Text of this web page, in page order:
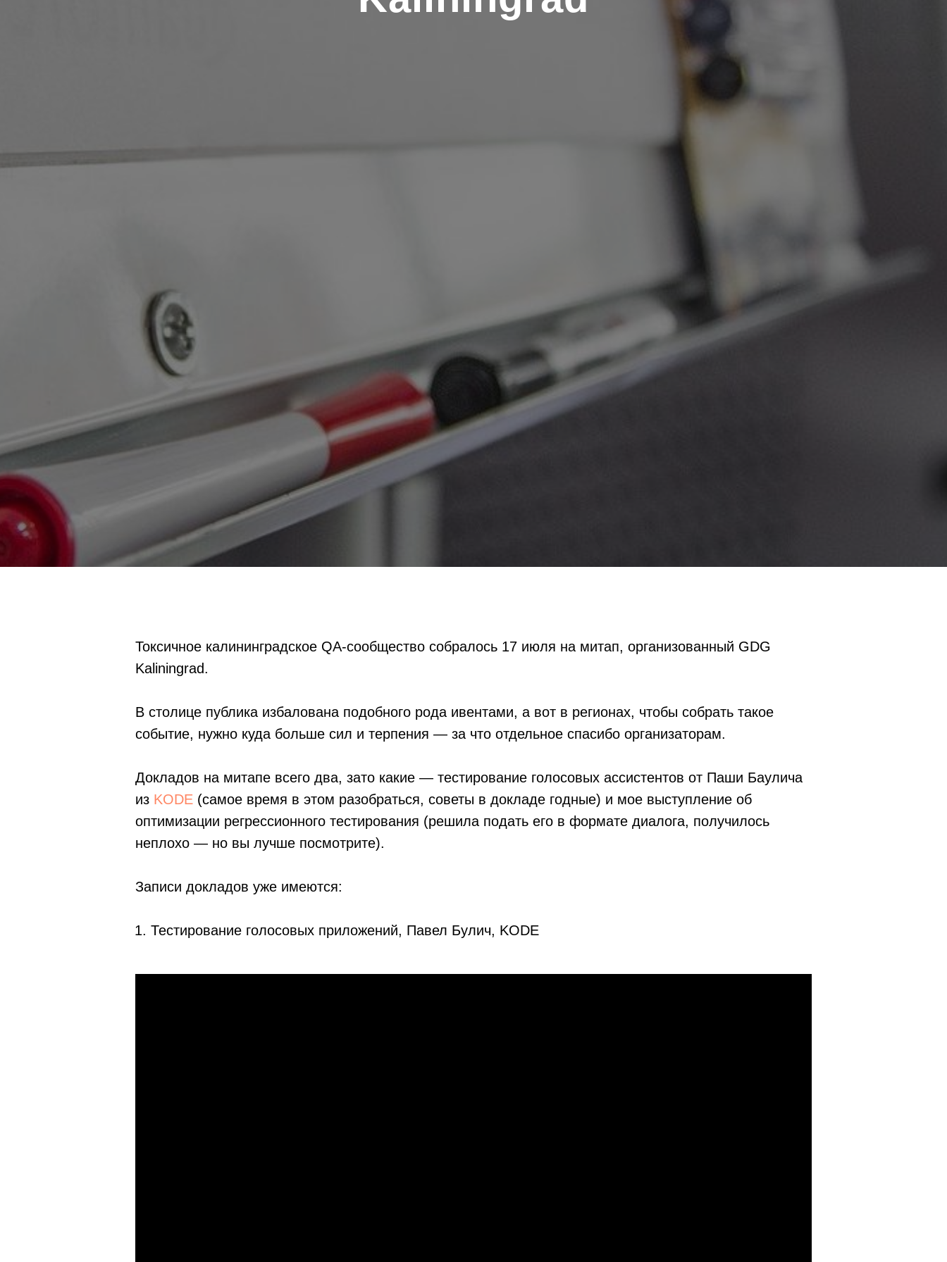
Токсичное калининградское QA-сообщество собралось 17 июля на митап, организованный GDG
Kaliningrad.
В столице публика избалована подобного рода ивентами, а вот в регионах, чтобы собрать такое
событие, нужно куда больше сил и терпения — за что отдельное спасибо организаторам.
Докладов на митапе всего два, зато какие — тестирование голосовых ассистентов от Паши Баулича
из KODE (самое время в этом разобраться, советы в докладе годные) и мое выступление об
оптимизации регрессионного тестирования (решила подать его в формате диалога, получилось
неплохо — но вы лучше посмотрите).
Записи докладов уже имеются:
Тестирование голосовых приложений, Павел Булич, KODE